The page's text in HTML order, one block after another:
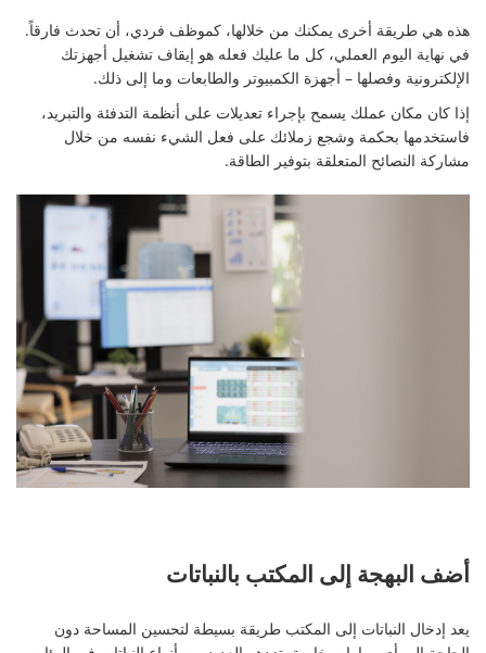
هذه هي طريقة أخرى يمكنك من خلالها، كموظف فردي، أن تحدث فارقاً.
في نهاية اليوم العملي، كل ما عليك فعله هو إيقاف تشغيل أجهزتك
الإلكترونية وفصلها – أجهزة الكمبيوتر والطابعات وما إلى ذلك.
إذا كان مكان عملك يسمح بإجراء تعديلات على أنظمة التدفئة والتبريد،
فاستخدمها بحكمة وشجع زملائك على فعل الشيء نفسه من خلال
مشاركة النصائح المتعلقة بتوفير الطاقة.
أضف البهجة إلى المكتب بالنباتات
يعد إدخال النباتات إلى المكتب طريقة بسيطة لتحسين المساحة دون